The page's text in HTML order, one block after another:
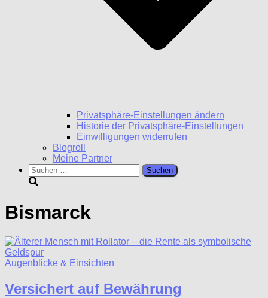
Privatsphäre-Einstellungen ändern
Historie der Privatsphäre-Einstellungen
Einwilligungen widerrufen
Blogroll
Meine Partner
Suchen
nach:
Bismarck
Augenblicke & Einsichten
Versichert auf Bewährung